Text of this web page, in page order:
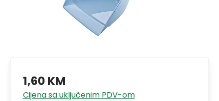
1,60 KM
Cijena sa uključenim PDV-om